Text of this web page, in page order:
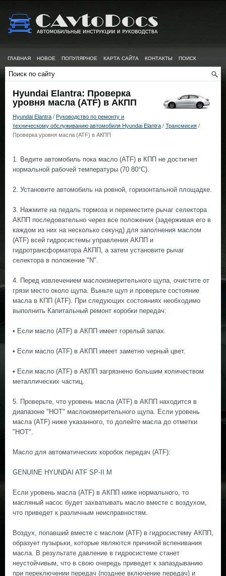
ГЛАВНАЯ НОВОЕ ПОПУЛЯРНОЕ КАРТА САЙТА КОНТАКТЫ ПОИСК
Hyundai Elantra: Проверка
уровня масла (ATF) в АКПП
Hyundai Elantra / Руководство по ремонту и
техническому обслуживанию автомобиля Hyundai Elantra / Трансмисия /
Проверка уровня масла (ATF) в АКПП
1. Ведите автомобиль пока масло (ATF) в КПП не достигнет
нормальной рабочей температуры (70 80°С).
2. Установите автомобиль на ровной, горизонтальной площадке.
3. Нажмите на педаль тормоза и переместите рычаг селектора
АКПП последовательно через все положения (задерживая его в
каждом из них на несколько секунд) для заполнения маслом
(ATF) всей гидросистемы управления АКПП и
гидротрансформатора АКПП, а затем установите рычаг
селектора в положение "N".
4. Перед извлечением маслоизмерительного щупа, очистите от
грязи место около щупа. Выньте щуп и проверьте состояние
масла в КПП (ATF). При следующих состояниях необходимо
выполнить Капитальный ремонт коробки передач:
• Если масло (ATF) в АКПП имеет горелый запах.
• Если масло (ATF) в АКПП имеет заметно черный цвет.
• Если масло (ATF) в АКПП загрязнено большим количеством
металлических частиц.
5. Проверьте, что уровень масла (ATF) в АКПП находится в
диапазоне "HOT" маслоизмерительного щупа. Если уровень
масла (ATF) ниже указанного, то долейте масла до отметки
"HOT".
Масло для автоматических коробок передач (ATF):
GENUINE HYUNDAI ATF SP-II M
Если уровень масла (ATF) в АКПП ниже нормального, то
масляный насос будет захватывать масло вместе с воздухом,
что приведет к различным неисправностям.
Воздух, попавший вместе с маслом (ATF) в гидросистему АКПП,
образует пузырьки, которые являются причиной вспенивания
масла. В результате давление в гидросистеме станет
неустойчивым, что в свою очередь приведет к запаздыванию
при переключении передач (позднее включение передач) и